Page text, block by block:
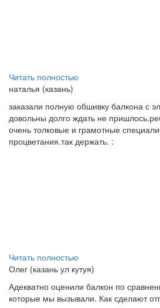
Читать полностью
наталья (казань)
заказали полную обшивку балкона с
довольны долго ждать не
очень толковые и грамотные
процветания.так держать. :
Читать полностью
Олег (казань ул кутуя)
Адекватно оценили балкон по
которые мы вызывали. Как сделают